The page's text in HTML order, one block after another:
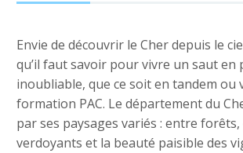
Envie de découvrir le Cher depuis le
qu’il faut savoir pour vivre un saut en
inoubliable, que ce soit en tandem ou
formation PAC. Le département du
par ses paysages variés : entre forêts,
verdoyants et la beauté paisible des